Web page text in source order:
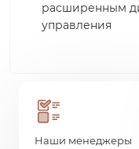
расширенным
управления
Наши менеджеры